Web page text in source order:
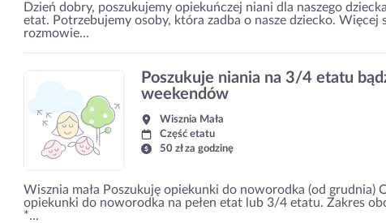
Dzień dobry, poszukujemy opiekuńczej niani dla naszego
etat. Potrzebujemy osoby, która zadba o nasze dziecko. Więcej
rozmowie...
Poszukuje niania na 3/4 etatu
weekendów
Wisznia Mała
Część etatu
50 zł za godzinę
Wisznia mała Poszukuję opiekunki do noworodka (od grudnia)
opiekunki do noworodka na pełen etat lub 3/4 etatu. Zakres
*...